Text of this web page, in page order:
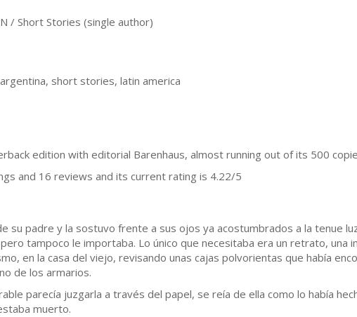
/ Short Stories (single author)
short stories, latin america
edition with editorial Barenhaus, almost running out of its 500
and 16 reviews and its current rating is 4.22/5
su padre y la sostuvo frente a sus ojos ya acostumbrados a la tenue
tampoco le importaba. Lo único que necesitaba era un retrato, una
en la casa del viejo, revisando unas cajas polvorientas que había
de los armarios.
parecía juzgarla a través del papel, se reía de ella como lo había
muerto.